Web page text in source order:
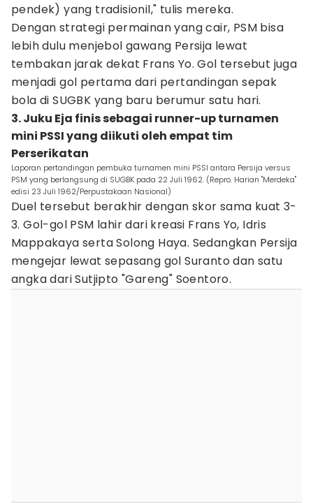
pendek) yang tradisionil," tulis mereka.
Dengan strategi permainan yang cair, PSM bisa
lebih dulu menjebol gawang Persija lewat
tembakan jarak dekat Frans Yo. Gol tersebut juga
menjadi gol pertama dari pertandingan sepak
bola di SUGBK yang baru berumur satu hari.
3. Juku Eja finis sebagai runner-up turnamen
mini PSSI yang diikuti oleh empat tim
Perserikatan
Laporan pertandingan pembuka turnamen mini PSSI antara Persija versus
PSM yang berlangsung di SUGBK pada 22 Juli 1962. (Repro. Harian "Merdeka"
edisi 23 Juli 1962/Perpustakaan Nasional)
Duel tersebut berakhir dengan skor sama kuat 3-
3. Gol-gol PSM lahir dari kreasi Frans Yo, Idris
Mappakaya serta Solong Haya. Sedangkan Persija
mengejar lewat sepasang gol Suranto dan satu
angka dari Sutjipto "Gareng" Soentoro.